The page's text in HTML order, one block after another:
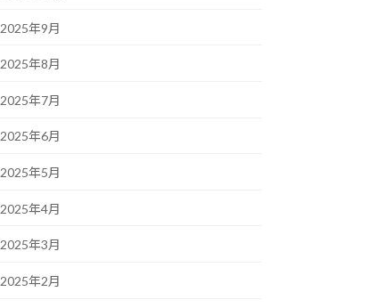
2025年9月
2025年8月
2025年7月
2025年6月
2025年5月
2025年4月
2025年3月
2025年2月